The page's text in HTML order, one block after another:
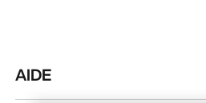
Trouver un magasin
AIDE